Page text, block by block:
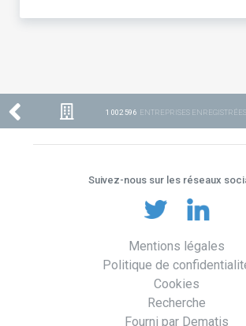
1 002 596 ENTREPRISES ENREGISTRÉES
Suivez-nous sur les réseaux
Mentions légales
Politique de
Cookies
Recherche
Fourni par Dematis